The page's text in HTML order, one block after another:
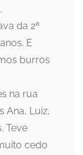
da 2ª
E
burros
na rua
Ana, Luiz,
Teve
cedo